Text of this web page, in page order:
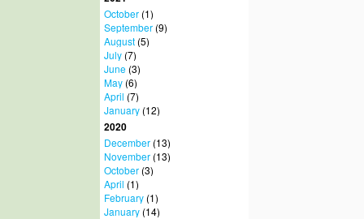
October(1)
September(9)
August(5)
July(7)
June(3)
May(6)
April (7)
January(12)
2020
December(13)
November(13)
October(3)
April (1)
February(1)
January(14)